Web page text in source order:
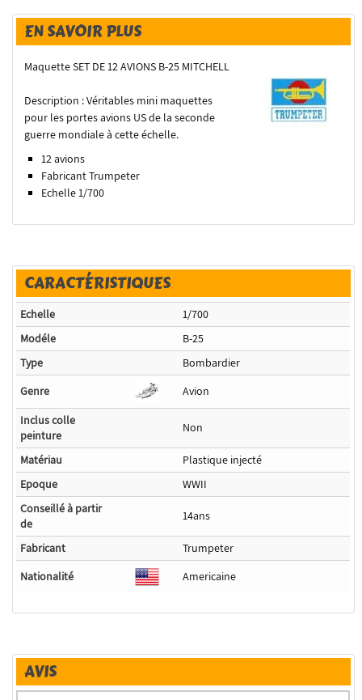
EN SAVOIR PLUS
Maquette SET DE 12 AVIONS B-25 MITCHELL
Description : Véritables mini maquettes
pour les portes avions US de la seconde
guerre mondiale à cette échelle.
12 avions
Fabricant Trumpeter
Echelle 1/700
CARACTÉRISTIQUES
Echelle
1/700
Modéle
B-25
Type
Bombardier
Genre
Avion
Inclus colle
peinture
Non
Matériau
Plastique injecté
Epoque
WWII
Conseillé à partir
de
14ans
Fabricant
Trumpeter
Nationalité
Americaine
AVIS